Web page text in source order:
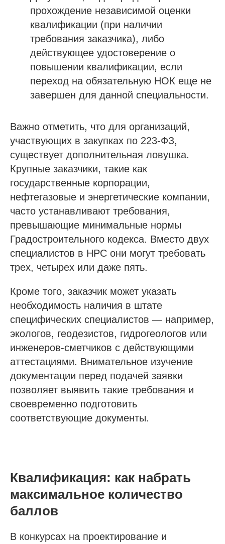
прохождение независимой оценки
квалификации (при наличии
требования заказчика), либо
действующее удостоверение о
повышении квалификации, если
переход на обязательную НОК еще не
завершен для данной специальности.
Важно отметить, что для организаций,
участвующих в закупках по 223-ФЗ,
существует дополнительная ловушка.
Крупные заказчики, такие как
государственные корпорации,
нефтегазовые и энергетические компании,
часто устанавливают требования,
превышающие минимальные нормы
Градостроительного кодекса. Вместо двух
специалистов в НРС они могут требовать
трех, четырех или даже пять.
Кроме того, заказчик может указать
необходимость наличия в штате
специфических специалистов — например,
экологов, геодезистов, гидрогеологов или
инженеров-сметчиков с действующими
аттестациями. Внимательное изучение
документации перед подачей заявки
позволяет выявить такие требования и
своевременно подготовить
соответствующие документы.
Квалификация: как набрать
максимальное количество
баллов
В конкурсах на проектирование и